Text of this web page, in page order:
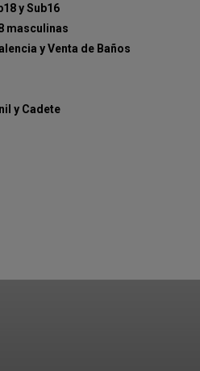
y Sub16
masculinas
y Venta de Baños
y Cadete